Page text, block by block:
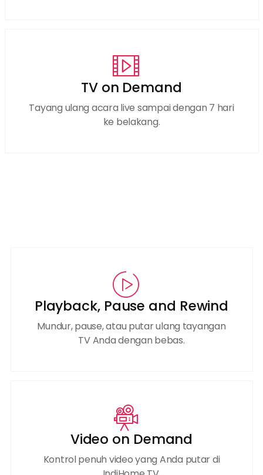
TV on Demand
Tayang ulang acara live sampai dengan 7 hari
ke belakang.
Playback, Pause and Rewind
Mundur, pause, atau putar ulang tayangan
TV Anda dengan bebas.
Video on Demand
Kontrol penuh video yang Anda putar di